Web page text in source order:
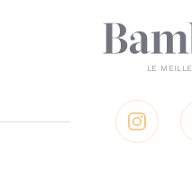
Instagram